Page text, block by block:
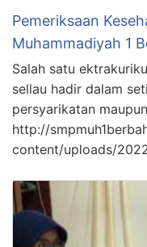
Pemeriksaan
Muhammadiyah 1
Salah satu
sellau hadir dalam
persyarikatan
http://
content/uploads/